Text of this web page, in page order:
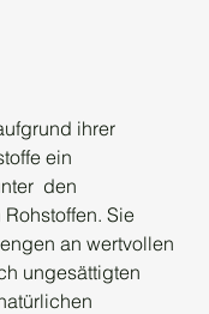
ihrer
ein
den
Sie
an wertvollen
ungesättigten